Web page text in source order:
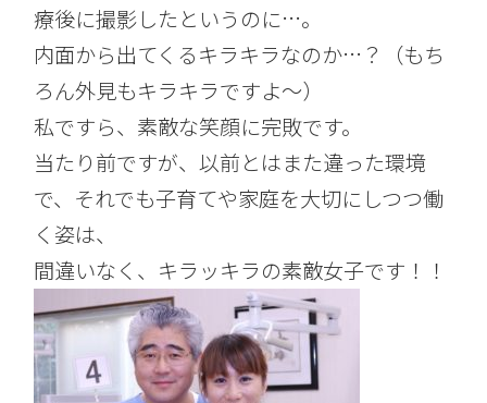
療後に撮影したというのに…。
内面から出てくるキラキラなのか…？（もち
ろん外見もキラキラですよ～）
私ですら、素敵な笑顔に完敗です。
当たり前ですが、以前とはまた違った環境
で、それでも子育てや家庭を大切にしつつ働
く姿は、
間違いなく、キラッキラの素敵女子です！！